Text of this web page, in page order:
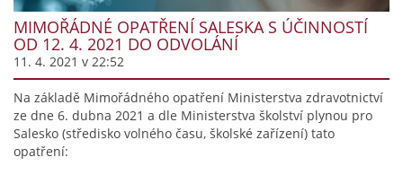
MIMOŘÁDNÉ OPATŘENÍ SALESKA S ÚČINNOSTÍ
OD 12. 4. 2021 DO ODVOLÁNÍ
11. 4. 2021 v 22:52
Na základě Mimořádného opatření Ministerstva zdravotnictví
ze dne 6. dubna 2021 a dle Ministerstva školství plynou pro
Salesko (středisko volného času, školské zařízení) tato
opatření: